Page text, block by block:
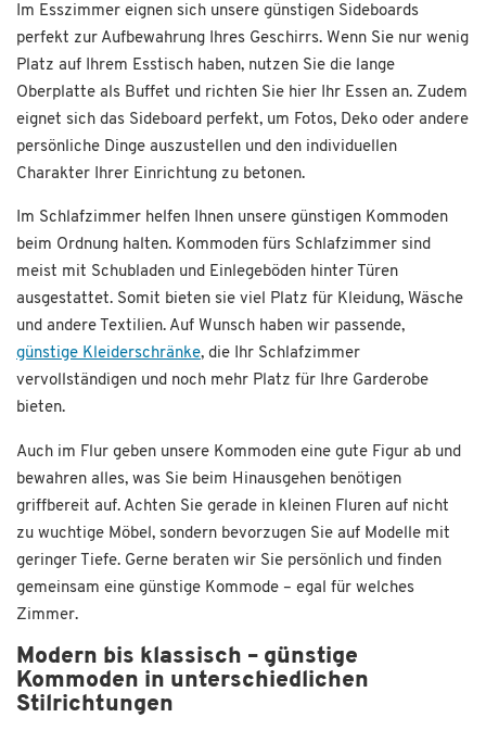
Im Esszimmer eignen sich unsere günstigen Sideboards
perfekt zur Aufbewahrung Ihres Geschirrs. Wenn Sie nur wenig
Platz auf Ihrem Esstisch haben, nutzen Sie die lange
Oberplatte als Buffet und richten Sie hier Ihr Essen an. Zudem
eignet sich das Sideboard perfekt, um Fotos, Deko oder andere
persönliche Dinge auszustellen und den individuellen
Charakter Ihrer Einrichtung zu betonen.
Im Schlafzimmer helfen Ihnen unsere günstigen Kommoden
beim Ordnung halten. Kommoden fürs Schlafzimmer sind
meist mit Schubladen und Einlegeböden hinter Türen
ausgestattet. Somit bieten sie viel Platz für Kleidung, Wäsche
und andere Textilien. Auf Wunsch haben wir passende,
günstige Kleiderschränke, die Ihr Schlafzimmer
vervollständigen und noch mehr Platz für Ihre Garderobe
bieten.
Auch im Flur geben unsere Kommoden eine gute Figur ab und
bewahren alles, was Sie beim Hinausgehen benötigen
griffbereit auf. Achten Sie gerade in kleinen Fluren auf nicht
zu wuchtige Möbel, sondern bevorzugen Sie auf Modelle mit
geringer Tiefe. Gerne beraten wir Sie persönlich und finden
gemeinsam eine günstige Kommode – egal für welches
Zimmer.
Modern bis klassisch – günstige
Kommoden in unterschiedlichen
Stilrichtungen